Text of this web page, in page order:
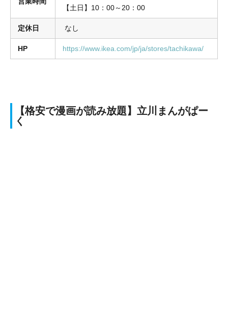
【土日】10：00～20：00
定休日 なし
HP https://www.ikea.com/jp/ja/stores/tachikawa/
【格安で漫画が読み放題】立川まんがぱー
く